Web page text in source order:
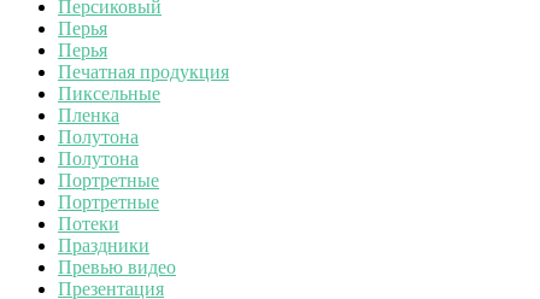
Персиковый
Перья
Перья
Печатная продукция
Пиксельные
Пленка
Полутона
Полутона
Портретные
Портретные
Потеки
Праздники
Превью видео
Презентация